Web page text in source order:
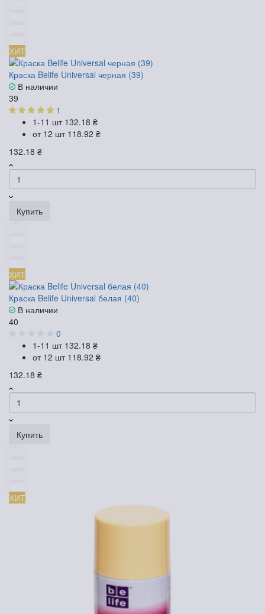
ХИТ
Краска Belife Universal черная (39)
В наличии
39
1
1-11 шт 132.18 ₴
от 12 шт 118.92 ₴
132.18 ₴
Купить
ХИТ
Краска Belife Universal белая (40)
В наличии
40
0
1-11 шт 132.18 ₴
от 12 шт 118.92 ₴
132.18 ₴
Купить
ХИТ